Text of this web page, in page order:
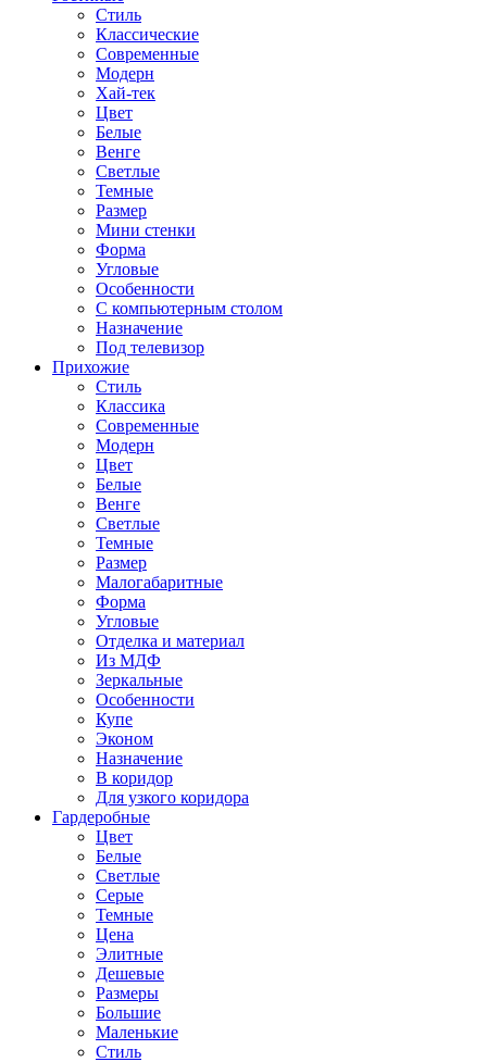
Стиль
Классические
Современные
Модерн
Хай-тек
Цвет
Белые
Венге
Светлые
Темные
Размер
Мини стенки
Форма
Угловые
Особенности
С компьютерным столом
Назначение
Под телевизор
Прихожие
Стиль
Классика
Современные
Модерн
Цвет
Белые
Венге
Светлые
Темные
Размер
Малогабаритные
Форма
Угловые
Отделка и материал
Из МДФ
Зеркальные
Особенности
Купе
Эконом
Назначение
В коридор
Для узкого коридора
Гардеробные
Цвет
Белые
Светлые
Серые
Темные
Цена
Элитные
Дешевые
Размеры
Большие
Маленькие
Стиль